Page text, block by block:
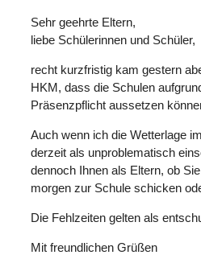
Sehr geehrte Eltern,
liebe Schülerinnen und Schüler,
recht kurzfristig kam gestern
HKM, dass die Schulen
Präsenzpflicht aussetzen
Auch wenn ich die Wetterlage
derzeit als unproblematisch
dennoch Ihnen als Eltern, ob
morgen zur Schule schicken
Die Fehlzeiten gelten als
Mit freundlichen Grüßen